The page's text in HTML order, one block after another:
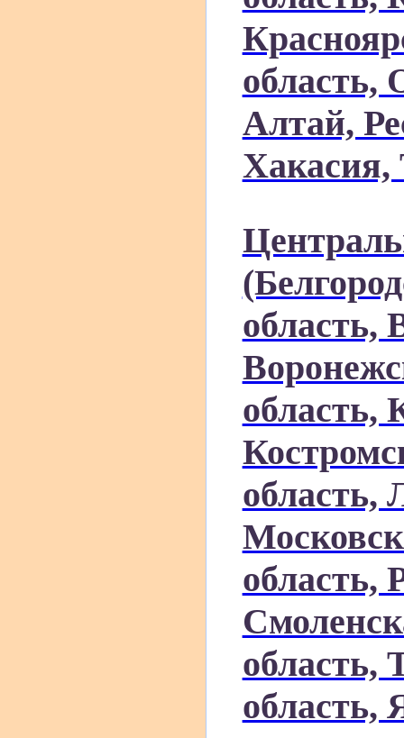
область,
Алтай,
Хакасия,
область,
область,
область,
область,
область,
область,